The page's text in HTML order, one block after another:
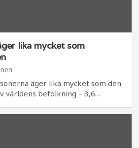
lika mycket som
äger lika mycket som den
världens befolkning – 3,6…